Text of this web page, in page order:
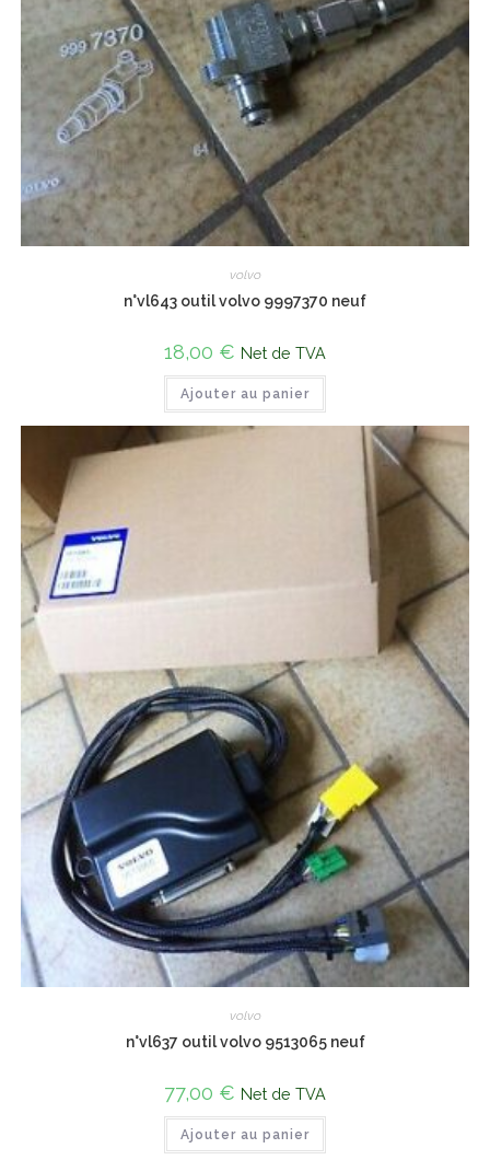
volvo
n°vl643 outil volvo 9997370 neuf
18,00 € Net de TVA
Ajouter au panier
volvo
n°vl637 outil volvo 9513065 neuf
77,00 € Net de TVA
Ajouter au panier